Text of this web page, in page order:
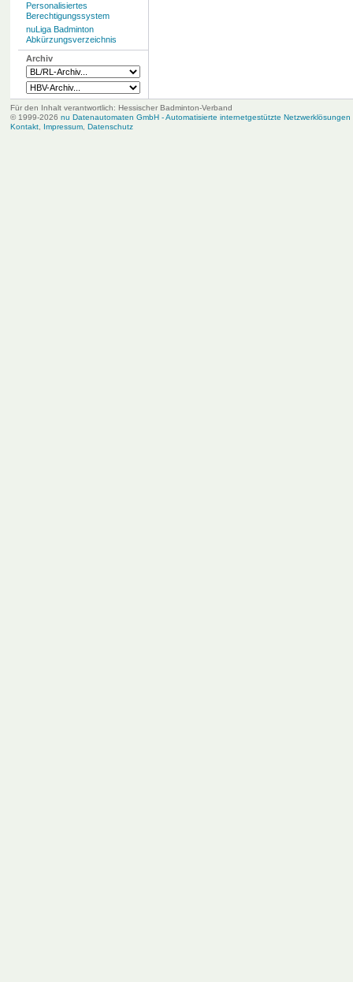
Personalisiertes
Berechtigungssystem
nuLiga Badminton
Abkürzungsverzeichnis
Archiv
Für den Inhalt verantwortlich: Hessischer Badminton-Verband
© 1999-2026 nu Datenautomaten GmbH - Automatisierte internetgestützte Netzwerklösungen
Kontakt, Impressum, Datenschutz